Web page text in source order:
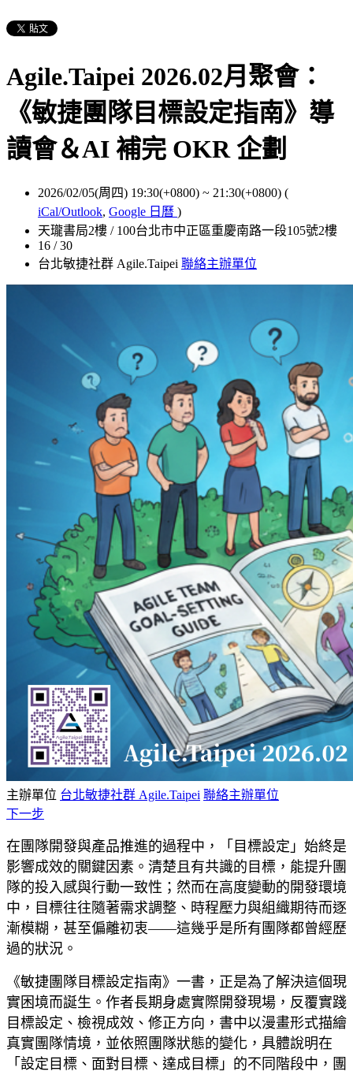
Agile.Taipei 2026.02月聚會：
《敏捷團隊目標設定指南》導
讀會＆AI 補完 OKR 企劃
2026/02/05(周四) 19:30(+0800) ~ 21:30(+0800) (
iCal/Outlook, Google 日曆 )
天瓏書局2樓 / 100台北市中正區重慶南路一段105號2樓
16 / 30
台北敏捷社群 Agile.Taipei 聯絡主辦單位
主辦單位 台北敏捷社群 Agile.Taipei 聯絡主辦單位
下一步
在團隊開發與產品推進的過程中，「目標設定」始終是
影響成效的關鍵因素。清楚且有共識的目標，能提升團
隊的投入感與行動一致性；然而在高度變動的開發環境
中，目標往往隨著需求調整、時程壓力與組織期待而逐
漸模糊，甚至偏離初衷——這幾乎是所有團隊都曾經歷
過的狀況。
《敏捷團隊目標設定指南》一書，正是為了解決這個現
實困境而誕生。作者長期身處實際開發現場，反覆實踐
目標設定、檢視成效、修正方向，書中以漫畫形式描繪
真實團隊情境，並依照團隊狀態的變化，具體說明在
「設定目標、面對目標、達成目標」的不同階段中，團